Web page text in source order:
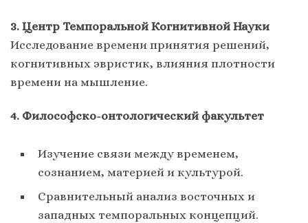
3. Центр Темпоральной Когнитивной Науки
Исследование времени принятия решений,
когнитивных эвристик, влияния плотности
времени на мышление.
4. Философско-онтологический факультет
Изучение связи между временем,
сознанием, материей и культурой.
Сравнительный анализ восточных и
западных темпоральных концепций.